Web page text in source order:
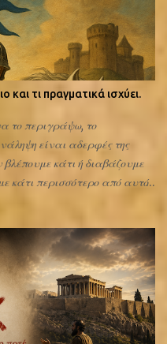
και τι πραγματικά ισχύει.
το περιγράψω, το
είναι αδερφές της
κάτι ή διαβάζουμε
κάτι περισσότερο από αυτό
με το δράκο
τον 12ο αιώνα εικονιζόταν
τον 12ο αιώνα;
βίους, του αγίου, ο δράκος;
μαρτυρία. Μια από τις
τεκμηριώσει.
και άλλα ή απλά το πρόσθεσαν